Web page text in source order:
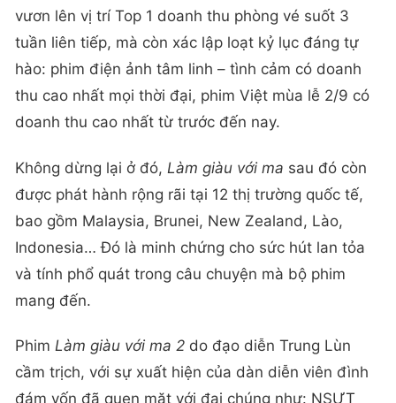
vươn lên vị trí Top 1 doanh thu phòng vé suốt 3
tuần liên tiếp, mà còn xác lập loạt kỷ lục đáng tự
hào: phim điện ảnh tâm linh – tình cảm có doanh
thu cao nhất mọi thời đại, phim Việt mùa lễ 2/9 có
doanh thu cao nhất từ trước đến nay.
Không dừng lại ở đó, Làm giàu với ma sau đó còn
được phát hành rộng rãi tại 12 thị trường quốc tế,
bao gồm Malaysia, Brunei, New Zealand, Lào,
Indonesia… Đó là minh chứng cho sức hút lan tỏa
và tính phổ quát trong câu chuyện mà bộ phim
mang đến.
Phim Làm giàu với ma 2 do đạo diễn Trung Lùn
cầm trịch, với sự xuất hiện của dàn diễn viên đình
đám vốn đã quen mặt với đại chúng như: NSƯT